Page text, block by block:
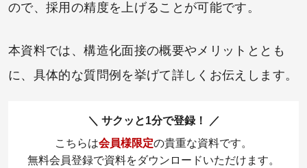
ので、採用の精度を上げることが可能です。
本資料では、構造化⾯接の概要やメリットととも
に、具体的な質問例を挙げて詳しくお伝えします。
サクッと1分で登録！
こちらは会員様限定の貴重な資料です。
無料会員登録で資料をダウンロードいただけます。